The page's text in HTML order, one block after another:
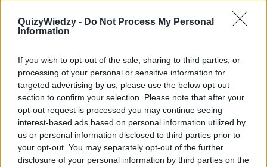
QuizyWiedzy - Do Not Process My Personal
Information
If you wish to opt-out of the sale, sharing to third parties, or
processing of your personal or sensitive information for
targeted advertising by us, please use the below opt-out
section to confirm your selection. Please note that after your
opt-out request is processed you may continue seeing
interest-based ads based on personal information utilized by
us or personal information disclosed to third parties prior to
your opt-out. You may separately opt-out of the further
disclosure of your personal information by third parties on the
7
Spuścić nos na kwintę
Kaprysić, grymasić, dąsać się
Stracić humor, posmutnieć, zmartwić się
Buntować się, sprzeciwiać się; nie zgadzać się na coś
Bardzo się bać, denerwować się, być bardzo
wystraszonym
8